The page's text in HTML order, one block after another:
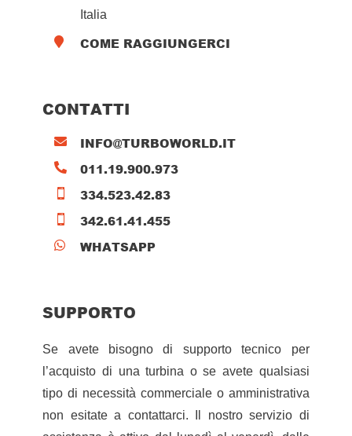
Italia
 COME RAGGIUNGERCI
CONTATTI
 INFO@TURBOWORLD.IT
 011.19.900.973
 334.523.42.83
 342.61.41.455
 WHATSAPP
SUPPORTO
Se avete bisogno di supporto tecnico per
l’acquisto di una turbina o se avete qualsiasi
tipo di necessità commerciale o amministrativa
non esitate a contattarci. Il nostro servizio di